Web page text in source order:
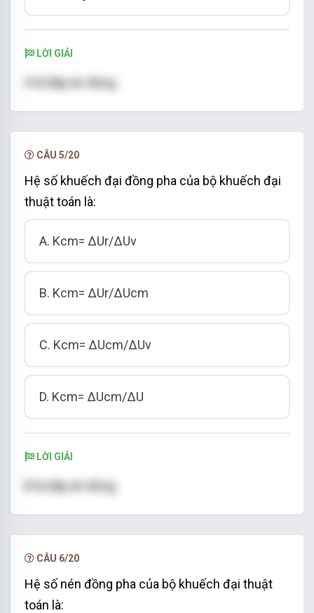
LỜI GIẢI
A là đáp án đúng
CÂU 5/20
Hệ số khuếch đại đồng pha của bộ khuếch đại
thuật toán là:
A. Kcm= ∆Ur/∆Uv
B. Kcm= ∆Ur/∆Ucm
C. Kcm= ∆Ucm/∆Uv
D. Kcm= ∆Ucm/∆U
LỜI GIẢI
B là đáp án đúng
CÂU 6/20
Hệ số nén đồng pha của bộ khuếch đại thuật
toán là: